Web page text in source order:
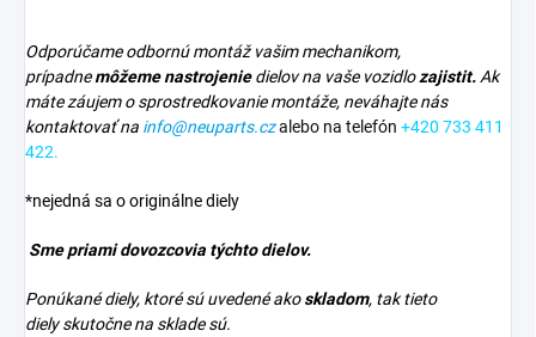
Odporúčame odbornú montáž vašim mechanikom,
prípadnemôžeme nastrojeniedielov na vaše vozidlozajistit.Ak
máte záujem o sprostredkovanie montáže, neváhajte nás
kontaktovať na info@neuparts.czalebo na telefón +420 733 411
422.
*nejedná sa o originálne diely
Sme priami dovozcovia týchto dielov.
Ponúkané diely, ktoré sú uvedené akoskladom, tak tieto
diely skutočne na sklade sú.